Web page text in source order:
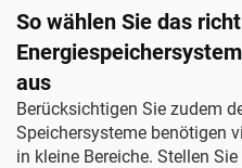
So wählen Sie das
aus
Berücksichtigen Sie zudem
Speichersysteme benötigen
in kleine Bereiche. Stellen